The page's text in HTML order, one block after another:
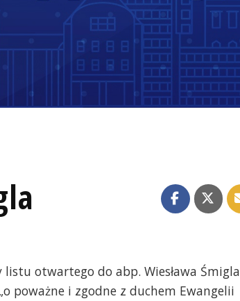
listu otwartego do abp. Wiesława Śmigla
poważne i zgodne z duchem Ewangelii